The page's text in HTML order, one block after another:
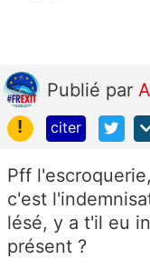
Publié par
!
citer
Pff
c'est
lésé, y a t'il eu
présent ?